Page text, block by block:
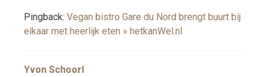
Pingback: Vegan bistro Gare du Nord brengt buurt bij
elkaar met heerlijk eten » hetkanWel.nl
Yvon Schoorl